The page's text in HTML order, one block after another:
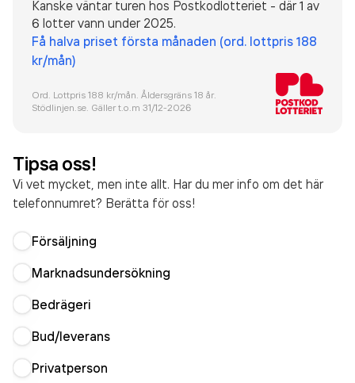
Kanske väntar turen hos Postkodlotteriet - där 1 av
6 lotter vann under 2025.
Få halva priset första månaden (ord. lottpris 188
kr/mån)
Ord. Lottpris 188 kr/mån. Åldersgräns 18 år.
Stödlinjen.se. Gäller t.o.m 31/12-2026
Tipsa oss!
Vi vet mycket, men inte allt. Har du mer info om det här
telefonnumret? Berätta för oss!
Försäljning
Marknadsundersökning
Bedrägeri
Bud/leverans
Privatperson